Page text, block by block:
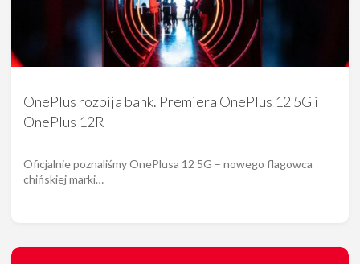
OnePlus rozbija bank. Premiera OnePlus 12 5G i
OnePlus 12R
Oficjalnie poznaliśmy OnePlusa 12 5G – nowego flagowca
chińskiej marki…